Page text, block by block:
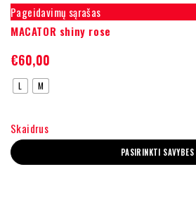
Pageidavimų sąrašas
MACATOR shiny rose
€60,00
L M
Skaidrus
PASIRINKTI SAVYBES